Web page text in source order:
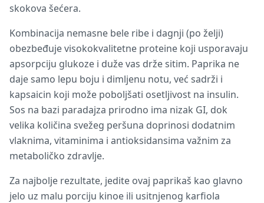
skokova šećera.
Kombinacija nemasne bele ribe i dagnji (po želji)
obezbeđuje visokokvalitetne proteine koji usporavaju
apsorpciju glukoze i duže vas drže sitim. Paprika ne
daje samo lepu boju i dimljenu notu, već sadrži i
kapsaicin koji može poboljšati osetljivost na insulin.
Sos na bazi paradajza prirodno ima nizak GI, dok
velika količina svežeg peršuna doprinosi dodatnim
vlaknima, vitaminima i antioksidansima važnim za
metaboličko zdravlje.
Za najbolje rezultate, jedite ovaj paprikaš kao glavno
jelo uz malu porciju kinoe ili usitnjenog karfiola